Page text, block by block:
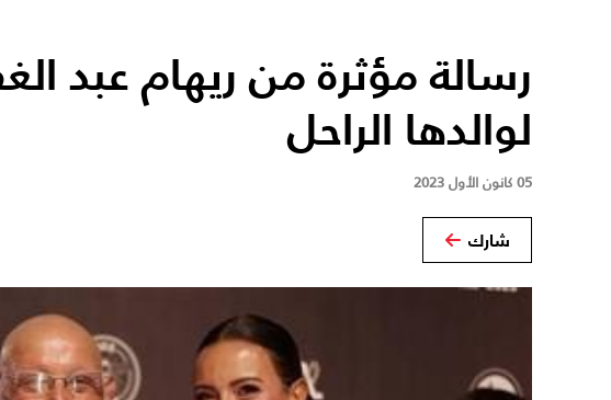
رسالة مؤثرة من ريهام عبد
لوالدها الراحل
05 كانون الأول 2023
شارك